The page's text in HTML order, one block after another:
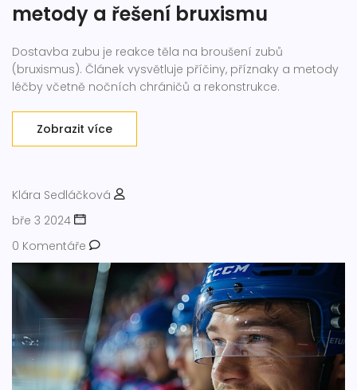
metody a řešení bruxismu
Dostavba zubu je reakce těla na broušení zubů
(bruxismus). Článek vysvětluje příčiny, příznaky a metody
léčby včetně nočních chráničů a rekonstrukce.
Zobrazit více
Klára Sedláčková
bře 3 2024
0 Komentáře